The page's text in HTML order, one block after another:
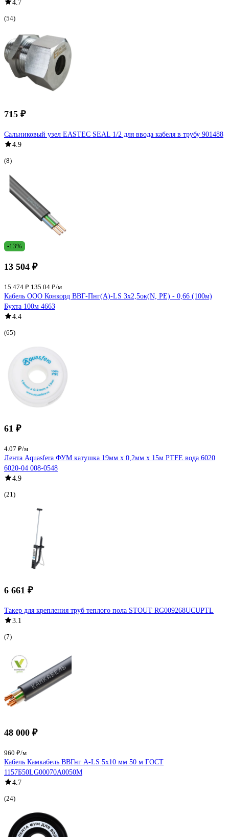
4.7
(54)
715 ₽
Сальниковый узел EASTEC SEAL 1/2 для ввода кабеля в трубу 901488
4.9
(8)
-13%
13 504 ₽
15 474 ₽ 135.04 ₽/м
Кабель ООО Конкорд ВВГ-Пнг(А)-LS 3x2,5ок(N, PE) - 0,66 (100м)
Бухта 100м 4663
4.4
(65)
61 ₽
4.07 ₽/м
Лента Aquasfera ФУМ катушка 19мм х 0,2мм х 15м PTFE вода 6020
6020-04 008-0548
4.9
(21)
6 661 ₽
Такер для крепления труб теплого пола STOUT RG009268UCUPTL
3.1
(7)
48 000 ₽
960 ₽/м
Кабель Камкабель ВВГнг А-LS 5x10 мм 50 м ГОСТ
1157Б50LG00070А0050М
4.7
(24)